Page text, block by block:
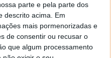
parte e pela parte dos
descrito acima. Em
mais pormenorizadas e
de consentir ou recusar o
que algum processamento